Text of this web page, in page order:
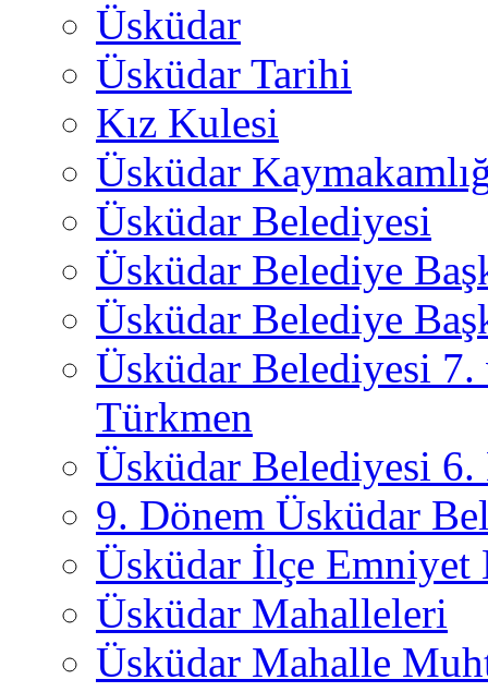
Üsküdar
Üsküdar Tarihi
Kız Kulesi
Üsküdar
Üsküdar Belediyesi
Üsküdar Belediye
Üsküdar Belediye
Üsküdar Belediyesi
Türkmen
Üsküdar Belediyesi 6.
9. Dönem Üsküdar
Üsküdar İlçe
Üsküdar Mahalleleri
Üsküdar Mahalle